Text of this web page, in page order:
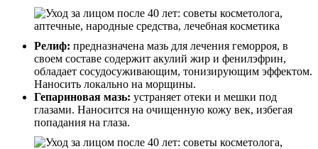
Релиф: предназначена мазь для лечения геморроя, в
своем составе содержит акулий жир и фенилэфрин,
обладает сосудосуживающим, тонизирующим эффектом.
Наносить локально на морщины.
Гепариновая мазь: устраняет отеки и мешки под
глазами. Наносится на очищенную кожу век, избегая
попадания на глаза.